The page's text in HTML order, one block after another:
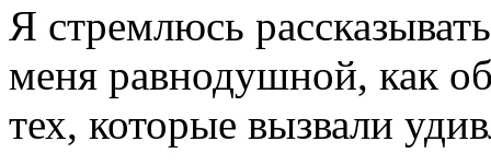
Я стремлюсь
меня равнодушной, как
тех, которые вызвали